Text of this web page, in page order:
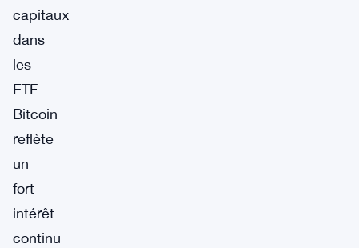
capitaux
dans
les
ETF
Bitcoin
reflète
un
fort
intérêt
continu